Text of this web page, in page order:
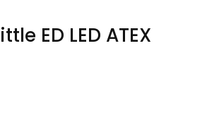
ED LED ATEX